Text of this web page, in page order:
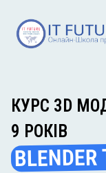
КУРС 3D
9 РОКІВ